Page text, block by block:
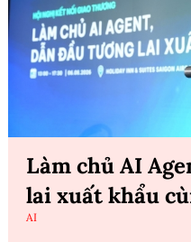
Làm chủ AI
lai xuất khẩu
AI